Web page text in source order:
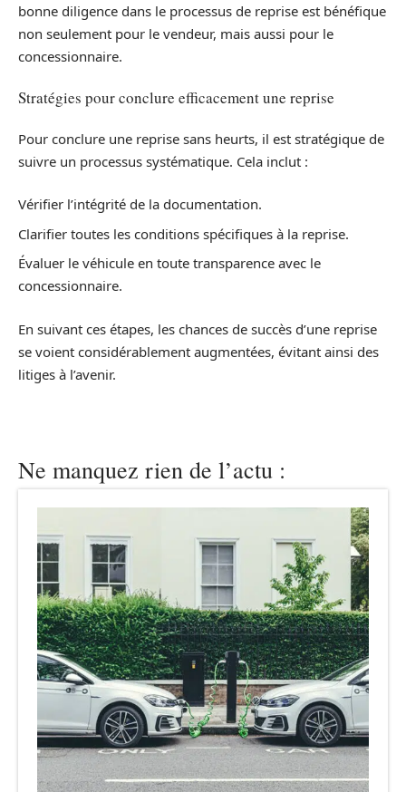
bonne diligence dans le processus de reprise est bénéfique
non seulement pour le vendeur, mais aussi pour le
concessionnaire.
Stratégies pour conclure efficacement une reprise
Pour conclure une reprise sans heurts, il est stratégique de
suivre un processus systématique. Cela inclut :
Vérifier l’intégrité de la documentation.
Clarifier toutes les conditions spécifiques à la reprise.
Évaluer le véhicule en toute transparence avec le
concessionnaire.
En suivant ces étapes, les chances de succès d’une reprise
se voient considérablement augmentées, évitant ainsi des
litiges à l’avenir.
Ne manquez rien de l’actu :